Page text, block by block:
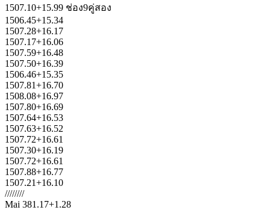
1507.10+15.99 ช่อง9คู่สอง
1506.45+15.34
1507.28+16.17
1507.17+16.06
1507.59+16.48
1507.50+16.39
1506.46+15.35
1507.81+16.70
1508.08+16.97
1507.80+16.69
1507.64+16.53
1507.63+16.52
1507.72+16.61
1507.30+16.19
1507.72+16.61
1507.88+16.77
1507.21+16.10
////////
Mai 381.17+1.28